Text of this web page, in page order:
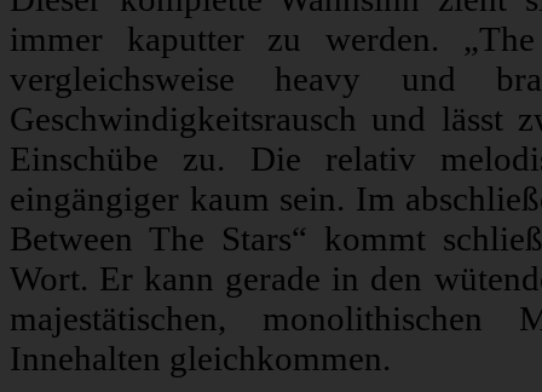
immer kaputter zu werden.
vergleichsweise heavy und
Geschwindigkeitsrausch und lässt
Einschübe zu. Die relativ
eingängiger kaum sein. Im
Between The Stars“ kommt
Wort. Er kann gerade in den
majestätischen, monolithischen
Innehalten gleichkommen.